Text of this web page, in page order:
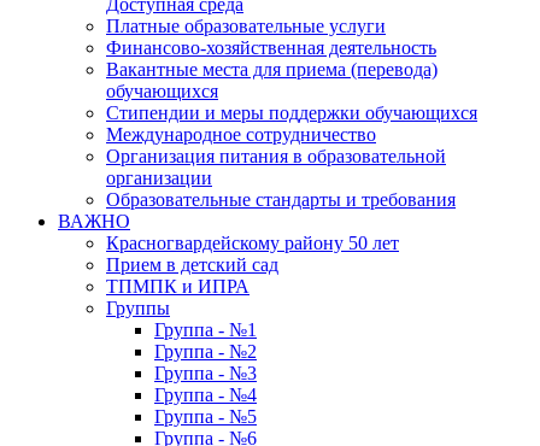
Доступная среда
Платные образовательные услуги
Финансово-хозяйственная деятельность
Вакантные места для приема (перевода)
обучающихся
Стипендии и меры поддержки обучающихся
Международное сотрудничество
Организация питания в образовательной
организации
Образовательные стандарты и требования
ВАЖНО
Красногвардейскому району 50 лет
Прием в детский сад
ТПМПК и ИПРА
Группы
Группа - №1
Группа - №2
Группа - №3
Группа - №4
Группа - №5
Группа - №6